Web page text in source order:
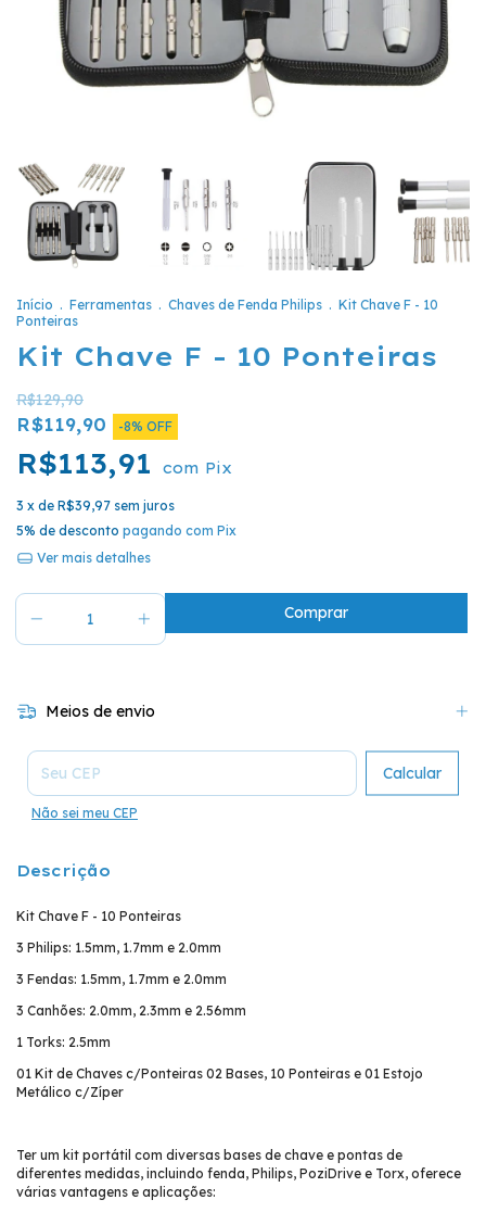
Início . Ferramentas . Chaves de Fenda Philips . Kit Chave F - 10
Ponteiras
Kit Chave F - 10 Ponteiras
R$129,90
R$119,90 -8% OFF
R$113,91 com Pix
3 x de R$39,97 sem juros
5% de desconto pagando com Pix
Ver mais detalhes
Meios de envio
Entregas para o CEP:
Calcular
Não sei meu CEP
Descrição
Kit Chave F - 10 Ponteiras
3 Philips: 1.5mm, 1.7mm e 2.0mm
3 Fendas: 1.5mm, 1.7mm e 2.0mm
3 Canhões: 2.0mm, 2.3mm e 2.56mm
1 Torks: 2.5mm
01 Kit de Chaves c/Ponteiras 02 Bases, 10 Ponteiras e 01 Estojo
Metálico c/Zíper
Ter um kit portátil com diversas bases de chave e pontas de
diferentes medidas, incluindo fenda, Philips, PoziDrive e Torx, oferece
várias vantagens e aplicações: